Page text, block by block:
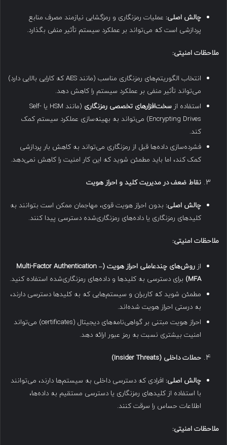
چالش اصلی: عملیات رمزنگاری و رمزگشایی نیازمند مصرف منابع
پردازشی است که می‌تواند بر عملکرد سیستم تأثیر منفی بگذارد.
ملاحظات امنیتی:
انتخاب الگوریتم‌های رمزنگاری مناسب (مانند AES که کارایی بالایی دارد)
می‌تواند تأثیر منفی بر عملکرد سیستم را کاهش دهد.
استفاده از سخت‌افزارهای تخصصی رمزنگاری
(مانند HSM یا Self-
Encrypting Drives) می‌تواند به بهینه‌سازی عملکرد سیستم کمک
کند.
فشرده‌سازی داده‌ها قبل از رمزنگاری می‌تواند به کاهش بار پردازشی
کمک کند، اما باید مطمئن شوید که این کار امنیت را کاهش نمی‌دهد.
نقاط ضعف در مدیریت کلید و احراز هویت
چالش اصلی: بدون احراز هویت قوی، مهاجمان ممکن است بتوانند به
کلیدهای رمزنگاری یا داده‌های رمزنگاری‌شده دسترسی پیدا کنند.
ملاحظات امنیتی:
از روش‌های چندعاملی احراز هویت (Multi-Factor Authentication –
MFA) برای دسترسی به کلیدها و داده‌های رمزنگاری‌شده استفاده کنید.
مطمئن شوید که کاربران و سیستم‌هایی که به کلیدها دسترسی دارند،
به درستی احراز هویت شده‌اند.
احراز هویت مبتنی بر گواهی‌نامه‌های دیجیتال (certificates) می‌تواند
امنیت بیشتری نسبت به رمز عبور ارائه دهد.
حملات داخلی (Insider Threats)
چالش اصلی: افرادی که دسترسی داخلی به سیستم‌ها دارند، می‌توانند
با استفاده از کلیدهای رمزنگاری یا دسترسی مستقیم به داده‌ها،
اطلاعات حساس را سرقت کنند.
ملاحظات امنیتی: